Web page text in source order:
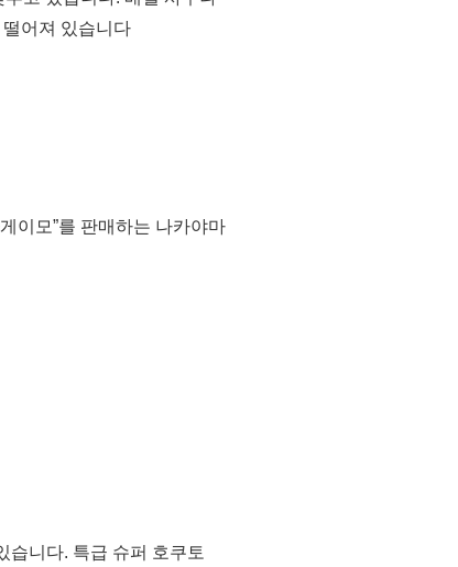
어져 있습니다
이모”를 판매하는 나카야마
습니다. 특급 슈퍼 호쿠토